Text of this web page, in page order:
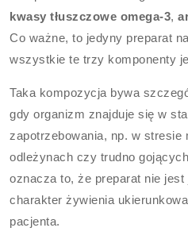
kwasy tłuszczowe omega-3,
Co ważne, to jedyny preparat
wszystkie te trzy komponenty
Taka kompozycja bywa
gdy organizm znajduje się w
zapotrzebowania, np. w
odleżynach czy trudno
oznacza to, że preparat nie
charakter żywienia
pacjenta.